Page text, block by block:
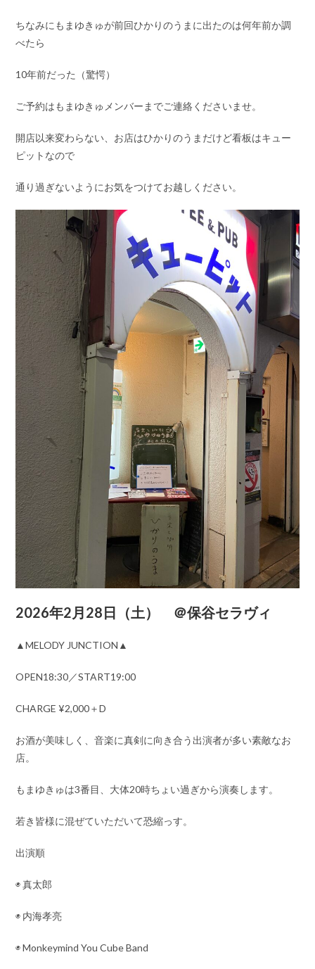
ちなみにもまゆきゅが前回ひかりのうまに出たのは何年前か調
べたら
10年前だった（驚愕）
ご予約はもまゆきゅメンバーまでご連絡くださいませ。
開店以来変わらない、お店はひかりのうまだけど看板はキュー
ピットなので
通り過ぎないようにお気をつけてお越しください。
2026年2月28日（土） ＠保谷セラヴィ
▲MELODY JUNCTION▲
OPEN18:30／START19:00
CHARGE ¥2,000＋D
お酒が美味しく、音楽に真剣に向き合う出演者が多い素敵なお
店。
もまゆきゅは3番目、大体20時ちょい過ぎから演奏します。
若き皆様に混ぜていただいて恐縮っす。
出演順
◉ 真太郎
◉ 内海孝亮
◉ Monkeymind You Cube Band